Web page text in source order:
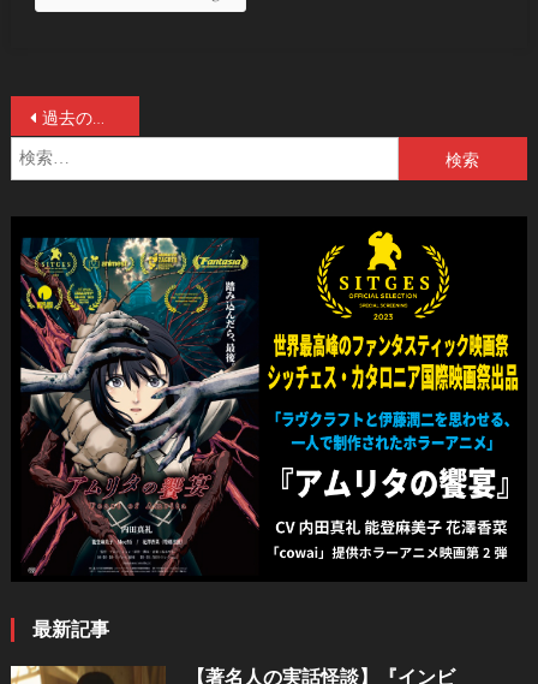
投
稿
ナ
ビ
ゲ
ー
シ
ョ
ン
過去の投稿
索:
最新記事
【著名人の実話怪談】『インビ